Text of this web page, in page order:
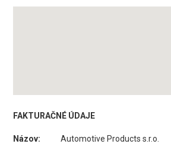
FAKTURAČNÉ ÚDAJE
Názov:
Automotive Products s.r.o.